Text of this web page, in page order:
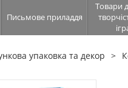
Письмове приладдя
Товари
упаковка та декор